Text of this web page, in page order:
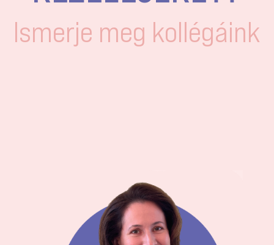
Ismerje meg kollégáink